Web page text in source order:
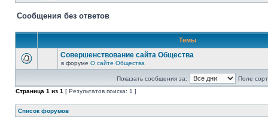
Сообщения без ответов
Темы
Совершенствование сайта Общества
в форуме О сайте Общества
Показать сообщения за:
Поле
Страница 1 из 1 [ Результатов поиска: 1 ]
Список форумов